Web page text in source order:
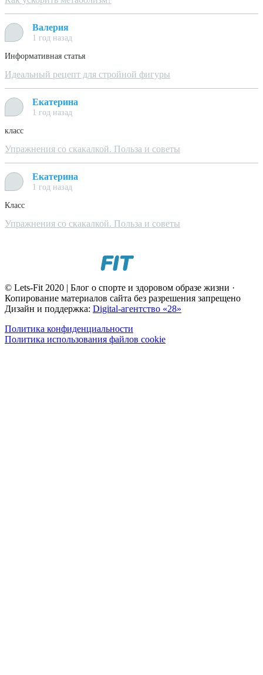
Валерия
1 год назад
Информативная статья
Идеальный рецепт для стройной фигуры
Екатерина
1 год назад
класс
Упражнения со скакалкой. Польза и советы
Екатерина
1 год назад
Класс
Упражнения со скакалкой. Польза и советы
© Lets-Fit 2020 | Блог о спорте и здоровом образе жизни ·
Копирование материалов сайта без разрешения запрещено
Дизайн и поддержка: Digital-агентство «28»
Политика конфиденциальности
Политика использования файлов cookie